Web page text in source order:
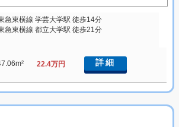
急東横線 学芸大学駅 徒歩14分
急東横線 都立大学駅 徒歩21分
22.4万円 詳細